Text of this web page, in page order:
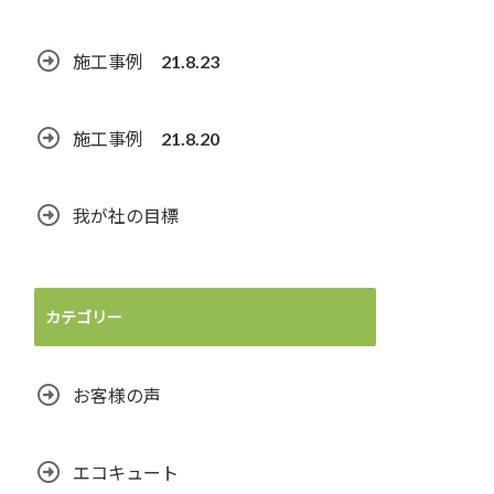
施工事例 21.8.23
施工事例 21.8.20
我が社の目標
カテゴリー
お客様の声
エコキュート